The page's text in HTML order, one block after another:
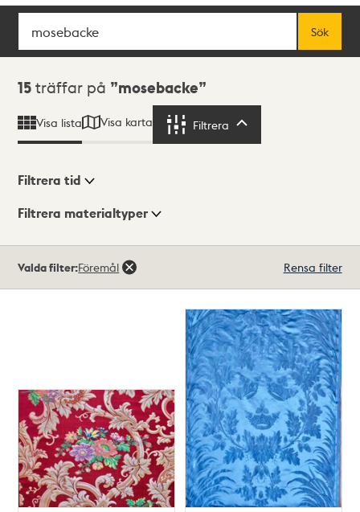
Sök
Sök
Sökresultat
15 träffar på mosebacke
Visa lista Visa karta Filtrera
Visningsläge
Filtrera tid
Filtrera materialtyper
träffar
Valda filter:Föremål Rensa filter